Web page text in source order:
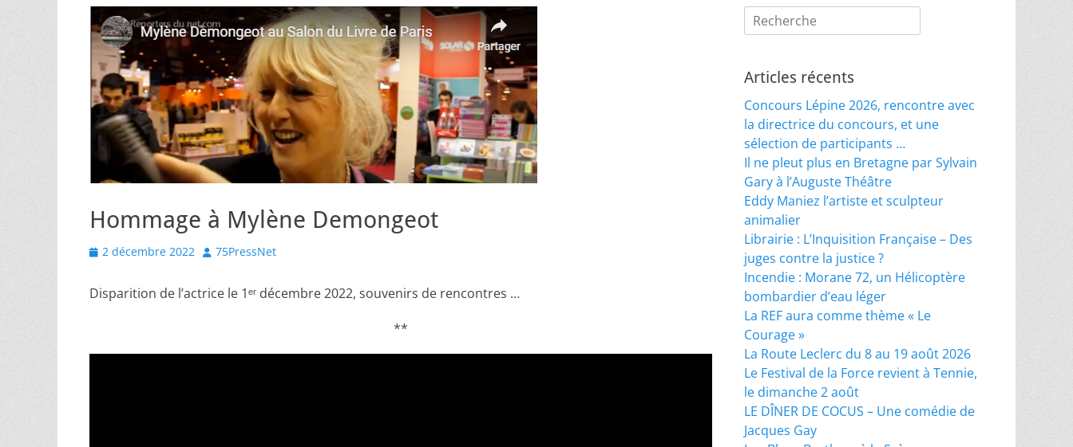
Hommage à Mylène Demongeot
Posted
2 décembre 2022 Author
75PressNet
Disparition de l’actrice le 1ᵉʳ décembre 2022, souvenirs de rencontres …
**
Rechercher :
Articles récents
Concours Lépine 2026, rencontre avec
la directrice du concours, et une
sélection de participants …
Il ne pleut plus en Bretagne par Sylvain
Gary à l’Auguste Théâtre
Eddy Maniez l’artiste et sculpteur
animalier
Librairie : L’Inquisition Française – Des
juges contre la justice ?
Incendie : Morane 72, un Hélicoptère
bombardier d’eau léger
La REF aura comme thème « Le
Courage »
La Route Leclerc du 8 au 19 août 2026
Le Festival de la Force revient à Tennie,
le dimanche 2 août
LE DÎNER DE COCUS – Une comédie de
Jacques Gay